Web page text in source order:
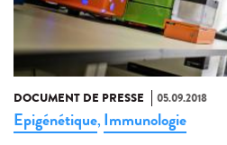
DOCUMENT DE PRESSE 05.09.2018
Epigénétique, Immunologie